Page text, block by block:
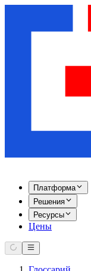
Платформа
Решения
Ресурсы
Цены